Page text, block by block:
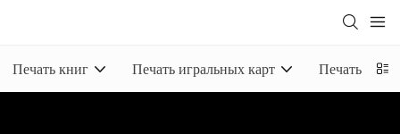
Печать книг Печать игральных карт Печать